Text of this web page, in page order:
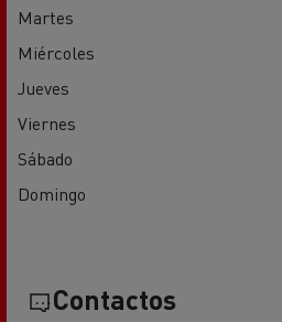
Martes
Miércoles
Jueves
Viernes
Sábado
Domingo
Contactos